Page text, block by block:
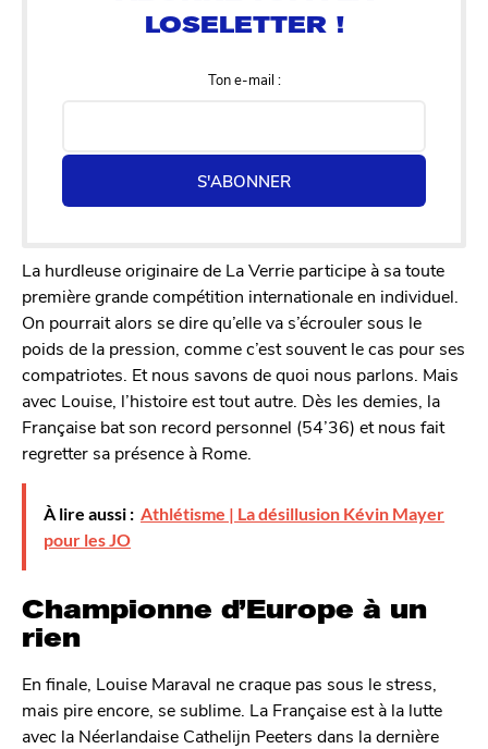
Ton e-mail :
S'ABONNER
La hurdleuse originaire de La Verrie participe à sa toute
première grande compétition internationale en individuel.
On pourrait alors se dire qu’elle va s’écrouler sous le
poids de la pression, comme c’est souvent le cas pour ses
compatriotes. Et nous savons de quoi nous parlons. Mais
avec Louise, l’histoire est tout autre. Dès les demies, la
Française bat son record personnel (54’36) et nous fait
regretter sa présence à Rome.
À lire aussi : Athlétisme | La désillusion Kévin Mayer
pour les JO
Championne d’Europe à un
rien
En finale, Louise Maraval ne craque pas sous le stress,
mais pire encore, se sublime. La Française est à la lutte
avec la Néerlandaise Cathelijn Peeters dans la dernière